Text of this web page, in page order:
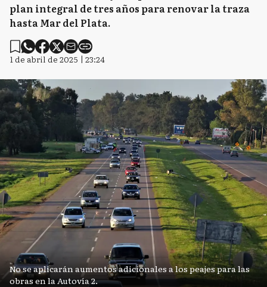
plan integral de tres años para renovar la traza
hasta Mar del Plata.
1 de abril de 2025 | 23:24
No se aplicarán aumentos adicionales a los peajes para las
obras en la Autovía 2.